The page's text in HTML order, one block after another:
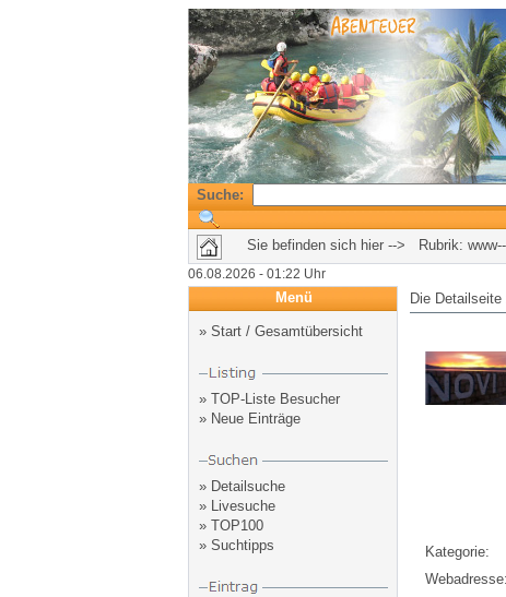
Suche:
Sie befinden sich hier --> Rubrik:
06.08.2026 - 01:22 Uhr
Menü
» Start / Gesamtübersicht
» TOP-Liste Besucher
» Neue Einträge
» Detailsuche
» Livesuche
» TOP100
» Suchtipps
Die
Kategorie:
Webadresse: